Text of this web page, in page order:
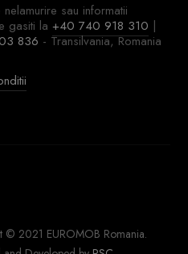
sau informatii
gasiti la+40 740 918 310 |
836 - Transilvania, Romania
© 2021 EUROMOB Romania.